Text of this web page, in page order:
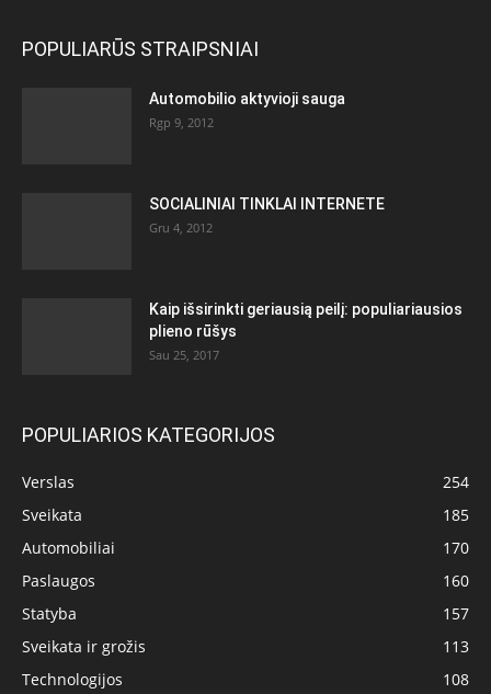
POPULIARŪS STRAIPSNIAI
Automobilio aktyvioji sauga
Rgp 9, 2012
SOCIALINIAI TINKLAI INTERNETE
Gru 4, 2012
Kaip išsirinkti geriausią peilį: populiariausios
plieno rūšys
Sau 25, 2017
POPULIARIOS KATEGORIJOS
Verslas
254
Sveikata
185
Automobiliai
170
Paslaugos
160
Statyba
157
Sveikata ir grožis
113
Technologijos
108